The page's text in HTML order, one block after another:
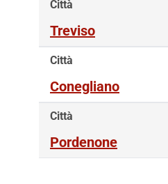
Città
Treviso
Città
Conegliano
Città
Pordenone